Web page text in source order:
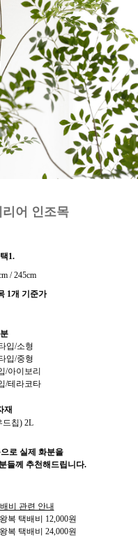
어 인조목
1.
/ 245cm
1개 기준가
입/소형
입/중형
/아이보리
/테라코타
재
드칩) 2L
로 실제 화분을
들께 추천해드립니다.
비 관련 안내
복 택배비 12,000원
복 택배비 24,000원